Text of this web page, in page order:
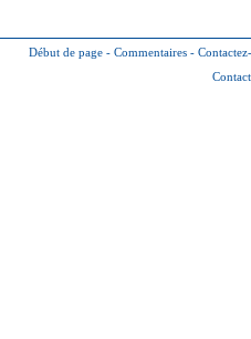
Début de page - Commentaires -